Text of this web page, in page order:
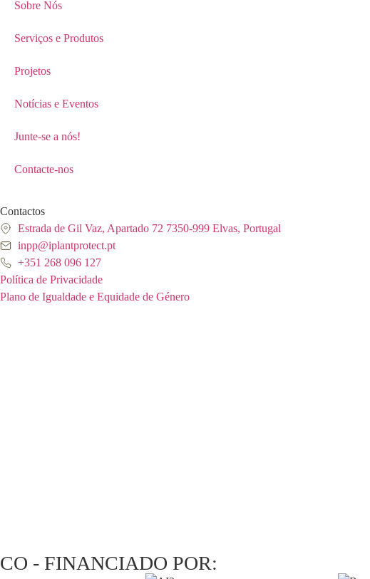
Sobre Nós
Serviços e Produtos
Projetos
Notícias e Eventos
Junte-se a nós!
Contacte-nos
Contactos
Estrada de Gil Vaz, Apartado 72 7350-999 Elvas, Portugal
inpp@iplantprotect.pt
+351 268 096 127
Política de Privacidade
Plano de Igualdade e Equidade de Género
CO - FINANCIADO POR: